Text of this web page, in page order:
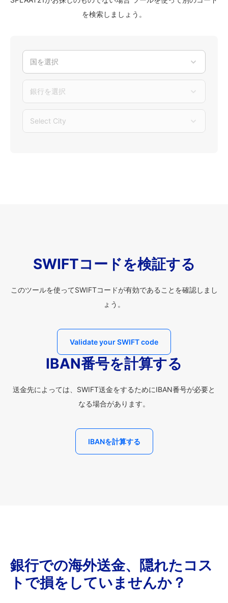
を検索しましょう。
国を選択
銀行を選択
Select City
SWIFTコードを検証する
このツールを使ってSWIFTコードが有効であることを確認しまし
ょう。
Validate your SWIFT code
IBAN番号を計算する
送金先によっては、SWIFT送金をするためにIBAN番号が必要と
なる場合があります。
IBANを計算する
銀行での海外送金、隠れたコス
トで損をしていませんか？